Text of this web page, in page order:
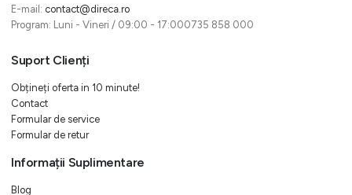
E-mail: contact@direca.ro
Program: Luni - Vineri / 09:00 - 17:000735 858 000
Suport Clienți
Obțineți oferta in 10 minute!
Contact
Formular de service
Formular de retur
Informații Suplimentare
Blog